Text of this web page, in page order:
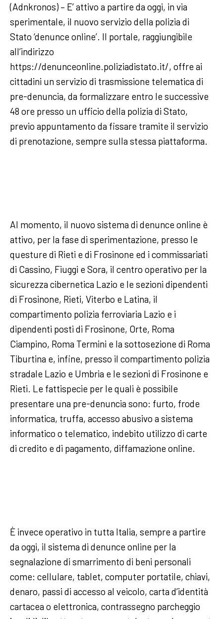
(Adnkronos) – E’ attivo a partire da oggi, in via
sperimentale, il nuovo servizio della polizia di
Stato ‘denunce online’. Il portale, raggiungibile
all’indirizzo
https://denunceonline.poliziadistato.it/, offre ai
cittadini un servizio di trasmissione telematica di
pre-denuncia, da formalizzare entro le successive
48 ore presso un ufficio della polizia di Stato,
previo appuntamento da fissare tramite il servizio
di prenotazione, sempre sulla stessa piattaforma.
Al momento, il nuovo sistema di denunce online è
attivo, per la fase di sperimentazione, presso le
questure di Rieti e di Frosinone ed i commissariati
di Cassino, Fiuggi e Sora, il centro operativo per la
sicurezza cibernetica Lazio e le sezioni dipendenti
di Frosinone, Rieti, Viterbo e Latina, il
compartimento polizia ferroviaria Lazio e i
dipendenti posti di Frosinone, Orte, Roma
Ciampino, Roma Termini e la sottosezione di Roma
Tiburtina e, infine, presso il compartimento polizia
stradale Lazio e Umbria e le sezioni di Frosinone e
Rieti. Le fattispecie per le quali è possibile
presentare una pre-denuncia sono: furto, frode
informatica, truffa, accesso abusivo a sistema
informatico o telematico, indebito utilizzo di carte
di credito e di pagamento, diffamazione online.
È invece operativo in tutta Italia, sempre a partire
da oggi, il sistema di denunce online per la
segnalazione di smarrimento di beni personali
come: cellulare, tablet, computer portatile, chiavi,
denaro, passi di accesso al veicolo, carta d’identità
cartacea o elettronica, contrassegno parcheggio